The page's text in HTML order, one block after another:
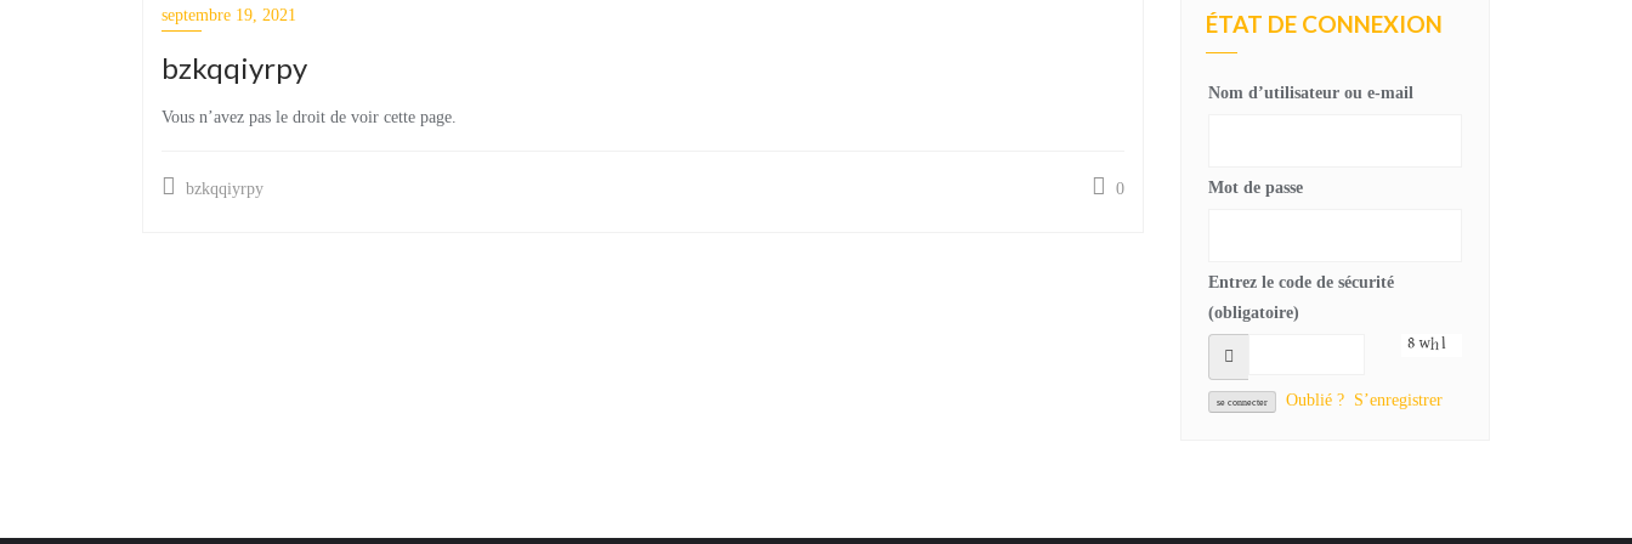
septembre 19, 2021
bzkqqiyrpy
Vous n’avez pas le droit de voir cette page.
bzkqqiyrpy 0
ÉTAT DE CONNEXION
Nom d’utilisateur ou e-mail
Mot de passe
Entrez le code de sécurité
(obligatoire)
Oublié ? S’enregistrer